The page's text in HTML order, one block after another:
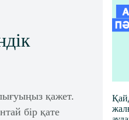
қажет.
бір қате